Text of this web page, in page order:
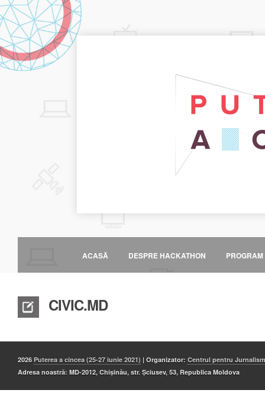
ACASĂ DESPRE HACKATHON PROGRAM
CIVIC.MD
2026 Puterea a cincea (25-27 iunie 2021) | Organizator: Centrul pentru
Adresa noastră: MD-2012, Chișinău, str. Șciusev, 53, Republica Moldova